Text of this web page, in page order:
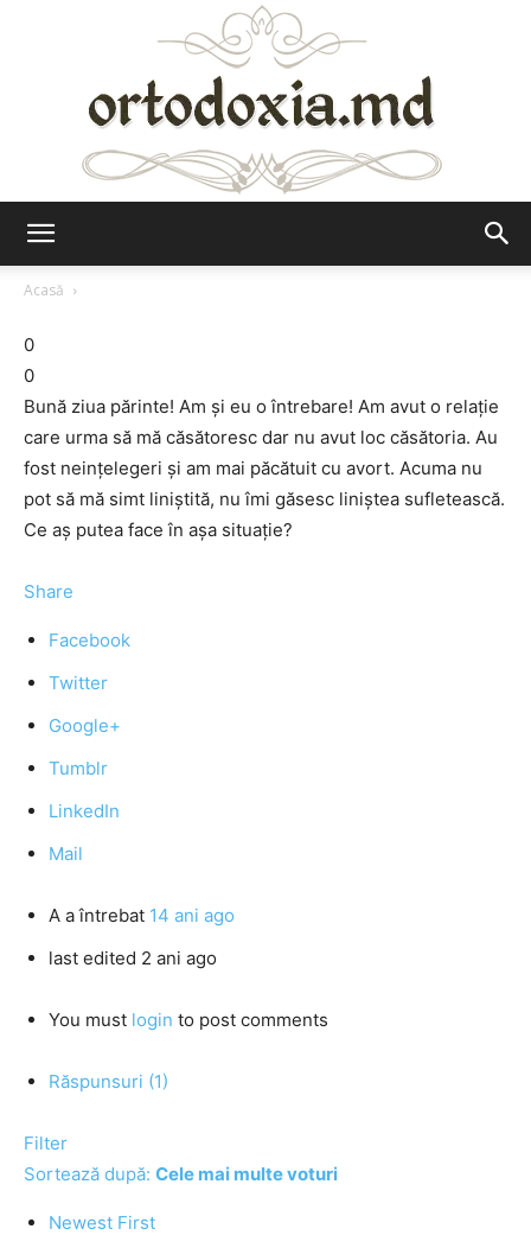
Acasă
0
0
Bună ziua părinte! Am și eu o întrebare! Am avut o relație
care urma să mă căsătoresc dar nu avut loc căsătoria. Au
fost neințelegeri și am mai păcătuit cu avort. Acuma nu
pot să mă simt liniștită, nu îmi găsesc liniștea sufletească.
Ce aș putea face în așa situație?
Share
Facebook
Twitter
Google+
Tumblr
LinkedIn
Mail
A a întrebat 14 ani ago
last edited 2 ani ago
You must login to post comments
Răspunsuri (1)
Filter
Sortează după: Cele mai multe voturi
Newest First